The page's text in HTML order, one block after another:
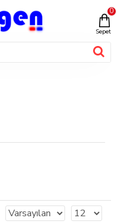
0